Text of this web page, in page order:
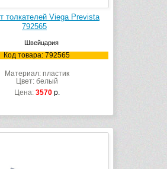
толкателей Viega Prevista
792565
Швейцария
Код товара: 792565
Материал: пластик
Цвет: белый
Цена: 3570р.